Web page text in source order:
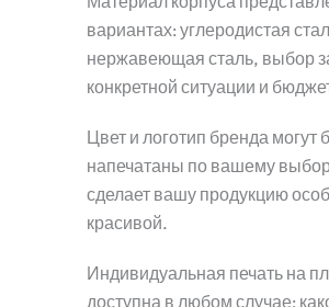
вариантах: углеродистая
нержавеющая сталь, выбор
конкретной ситуации и
Цвет и логотип бренда могут
напечатаны по вашему
сделает вашу продукцию
красивой.
Индивидуальная печать на
доступна в любом случае: